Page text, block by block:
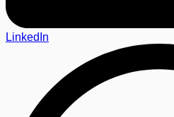
LinkedIn